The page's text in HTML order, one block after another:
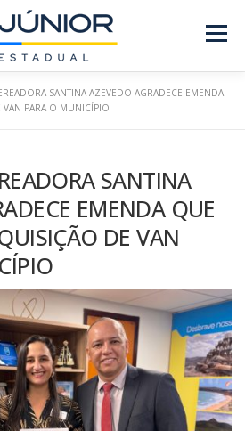
Menu
PROJETOS/LEIS
EMENDAS NOTÍCIAS
SANTINA AZEVEDO AGRADECE EMENDA
PARA O MUNICÍPIO
SANTINA
EMENDA QUE
DE VAN